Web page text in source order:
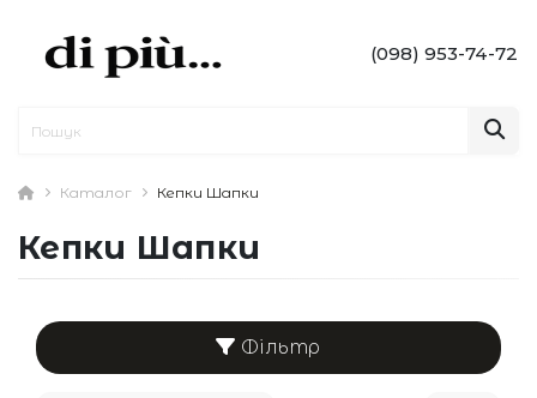
(098) 953-74-72
Каталог Кепки Шапки
Кепки Шапки
Фільтр